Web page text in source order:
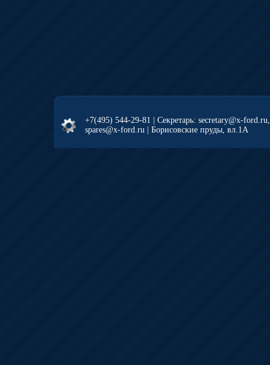
+7(495) 544-29-81 | Секретарь: secretary@x-
spares@x-ford.ru | Борисовские пруды, вл.1А